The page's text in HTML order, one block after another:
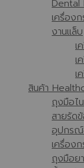
Dental
เครื่อง
งานแล็บ
เ
เ
เ
สินค้า
ถุงมือไ
สายรัด
อุปกรณ์
เครื่อง
ถุงมือย